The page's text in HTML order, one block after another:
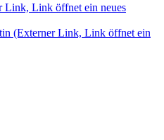
Link, Link öffnet ein neues
(Externer Link, Link öffnet ein